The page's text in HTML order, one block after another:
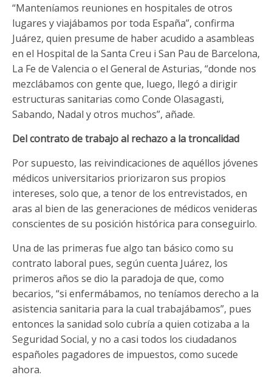
“Manteníamos reuniones en hospitales de otros
lugares y viajábamos por toda España”, confirma
Juárez, quien presume de haber acudido a asambleas
en el Hospital de la Santa Creu i San Pau de Barcelona,
La Fe de Valencia o el General de Asturias, “donde nos
mezclábamos con gente que, luego, llegó a dirigir
estructuras sanitarias como Conde Olasagasti,
Sabando, Nadal y otros muchos”, añade.
Del contrato de trabajo al rechazo a la troncalidad
Por supuesto, las reivindicaciones de aquéllos jóvenes
médicos universitarios priorizaron sus propios
intereses, solo que, a tenor de los entrevistados, en
aras al bien de las generaciones de médicos venideras
conscientes de su posición histórica para conseguirlo.
Una de las primeras fue algo tan básico como su
contrato laboral pues, según cuenta Juárez, los
primeros años se dio la paradoja de que, como
becarios, “si enfermábamos, no teníamos derecho a la
asistencia sanitaria para la cual trabajábamos”, pues
entonces la sanidad solo cubría a quien cotizaba a la
Seguridad Social, y no a casi todos los ciudadanos
españoles pagadores de impuestos, como sucede
ahora.